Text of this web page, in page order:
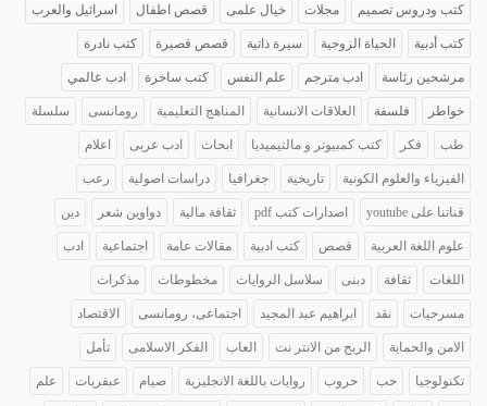
كتب ودروس تصميم مجلات خيال علمى قصص اطفال اسرائيل والعرب
كتب أدبية الحياة الزوجية سيرة ذاتية قصص قصيرة كتب نادرة
مرشحين رئاسة ادب مترجم علم النفس كتب ساخرة ادب عالمي
خواطر فلسفة العلاقات الانسانية المناهج التعليمية رومانسى سلسلة
طب فكر كتب كمبيوتر و مالتيميديا ابحاث ادب عربى اعلام
الفيزياء والعلوم الكونية تاريخية جغرافيا دراسات اصولية رعب
قناتنا على youtube اصدارات كتب pdf ثقافة مالية دواوين شعر دين
علوم اللغة العربية قصص كتب ادبية مقالات عامة اجتماعية ادب
اللغات ثقافة دبنى سلاسل الروايات مخطوطات مذكرات
مسرحيات نقد ابراهيم عبد المجيد اجتماعى، رومانسى الاقتصاد
الامن والحماية الربح من الانتر نت العاب الفكر الاسلامى تأمل
تكنولوجيا حب حروب روايات باللغة الانجليزية صيام عبقريات علم